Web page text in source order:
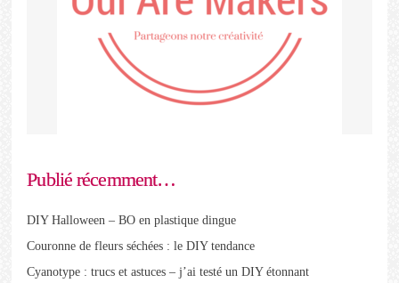
Publié récemment…
DIY Halloween – BO en plastique dingue
Couronne de fleurs séchées : le DIY tendance
Cyanotype : trucs et astuces – j’ai testé un DIY étonnant